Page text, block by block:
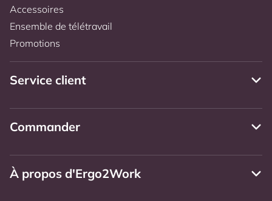
Accessoires
Ensemble de télétravail
Promotions
Service client
Commander
À propos d'Ergo2Work